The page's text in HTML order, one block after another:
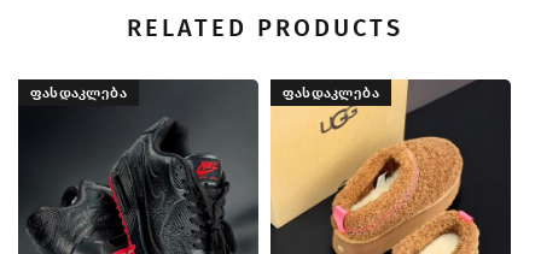
RELATED PRODUCTS
ᲤᲐᲡᲓᲐᲙᲚᲔᲑᲐ ᲤᲐᲡᲓᲐᲙᲚᲔᲑᲐ